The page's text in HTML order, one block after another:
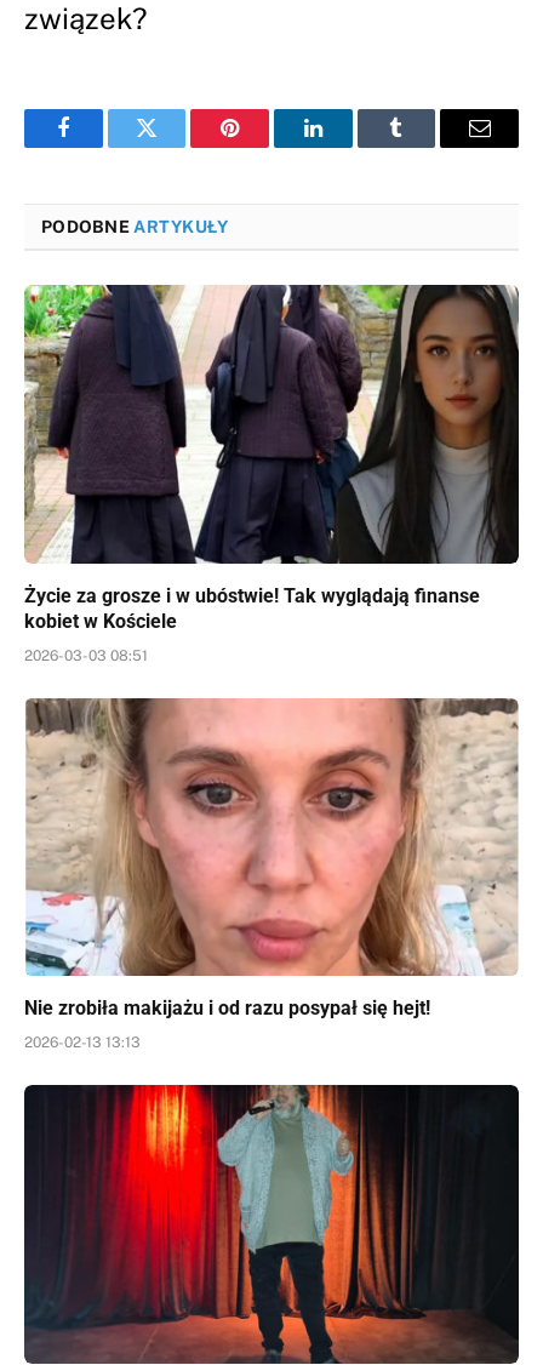
związek?
FacebookTwitter Pinterest LinkedInTumblr Email
PODOBNE ARTYKUŁY
Życie za grosze i w ubóstwie! Tak wyglądają finanse
kobiet w Kościele
2026-03-03 08:51
Nie zrobiła makijażu i od razu posypał się hejt!
2026-02-13 13:13